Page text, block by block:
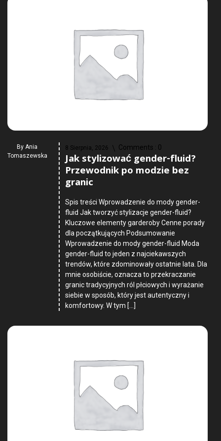
By Ania
Tomaszewska
8 Sierpnia, 2026 Comments : 0
Jak stylizować gender-fluid?
Przewodnik po modzie bez
granic
Spis treści Wprowadzenie do mody gender-
fluid Jak tworzyć stylizacje gender-fluid?
Kluczowe elementy garderoby Cenne porady
dla początkujących Podsumowanie
Wprowadzenie do mody gender-fluid Moda
gender-fluid to jeden z najciekawszych
trendów, które zdominowały ostatnie lata. Dla
mnie osobiście, oznacza to przekraczanie
granic tradycyjnych ról płciowych i wyrażanie
siebie w sposób, który jest autentyczny i
komfortowy. W tym […]